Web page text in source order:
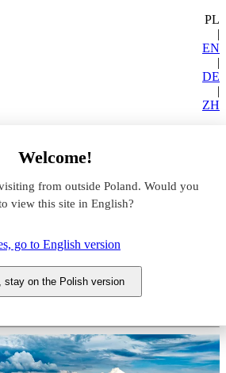
PL
|
EN
|
DE
|
ZH
Welcome!
from outside Poland. Would you
view this site in English?
go to English version
stay on the Polish version
Wałbrzych
ul. Ogrodowa